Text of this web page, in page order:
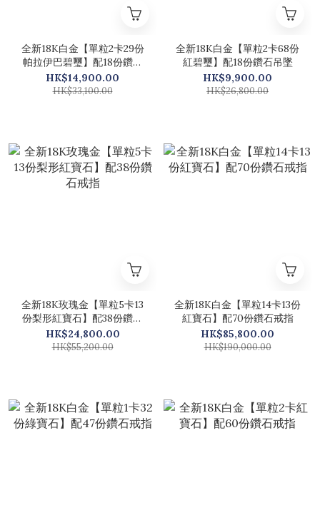
全新18K白金【單粒2卡29份
帕拉伊巴碧璽】配18份鑽石
吊墜
HK$14,900.00
HK$33,100.00
全新18K白金【單粒2卡68份
紅碧璽】配18份鑽石吊墜
HK$9,900.00
HK$26,800.00
全新18K玫瑰金【單粒5卡13
份梨形紅寶石】配38份鑽石
戒指
HK$24,800.00
HK$55,200.00
全新18K白金【單粒14卡13份
紅寶石】配70份鑽石戒指
HK$85,800.00
HK$190,000.00